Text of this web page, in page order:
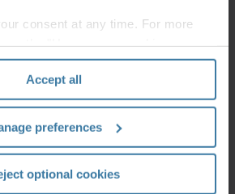
consent at any time. For more
Policy.
Accept all
preferences
optional cookies
posicionar a
organización
para el éxito
¿Cómo
puede
tu
organización
posicionarse
storage
Gestiona
nuestrservicios
de
escaneo
documentos